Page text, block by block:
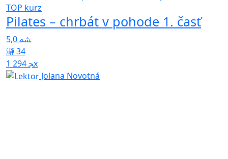
TOP kurz
Pilates – chrbát v pohode 1. časť
5,0
34
1 294x
Jolana Novotná